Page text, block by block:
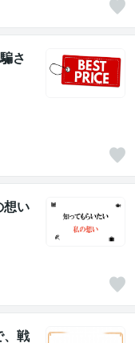
さ
想い
、戦